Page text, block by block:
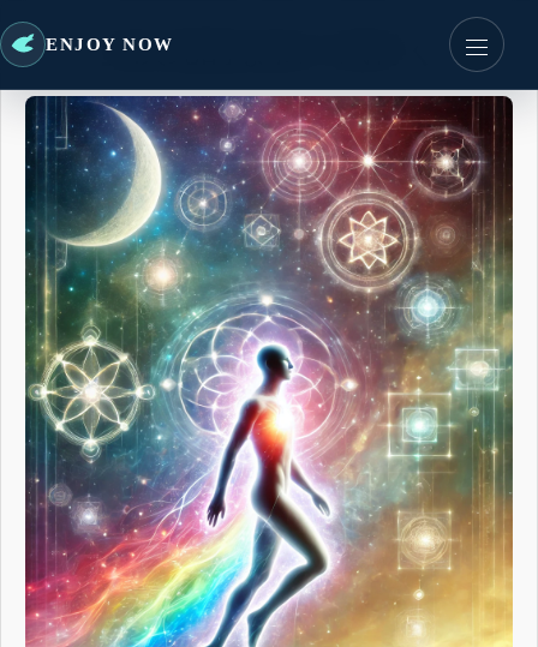
ENJOY NOW
多次元的な私に気付く